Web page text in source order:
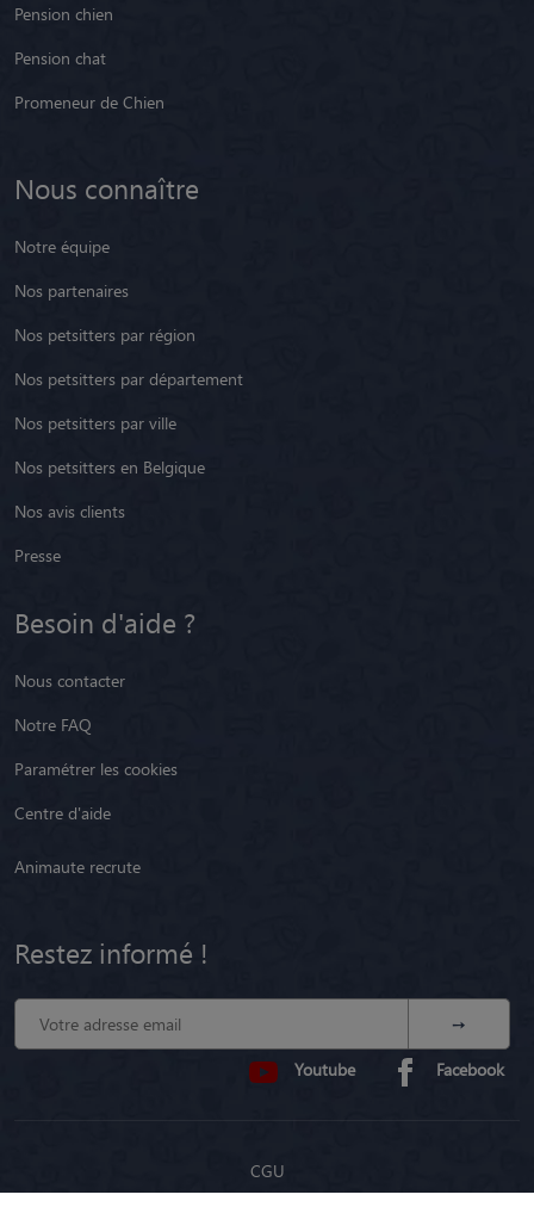
Pension chien
Pension chat
Promeneur de Chien
Nous connaître
Notre équipe
Nos partenaires
Nos petsitters par région
Nos petsitters par département
Nos petsitters par ville
Nos petsitters en Belgique
Nos avis clients
Presse
Besoin d'aide ?
Nous contacter
Notre FAQ
Paramétrer les cookies
Centre d'aide
Animaute recrute
Restez informé !
Youtube Facebook
CGU